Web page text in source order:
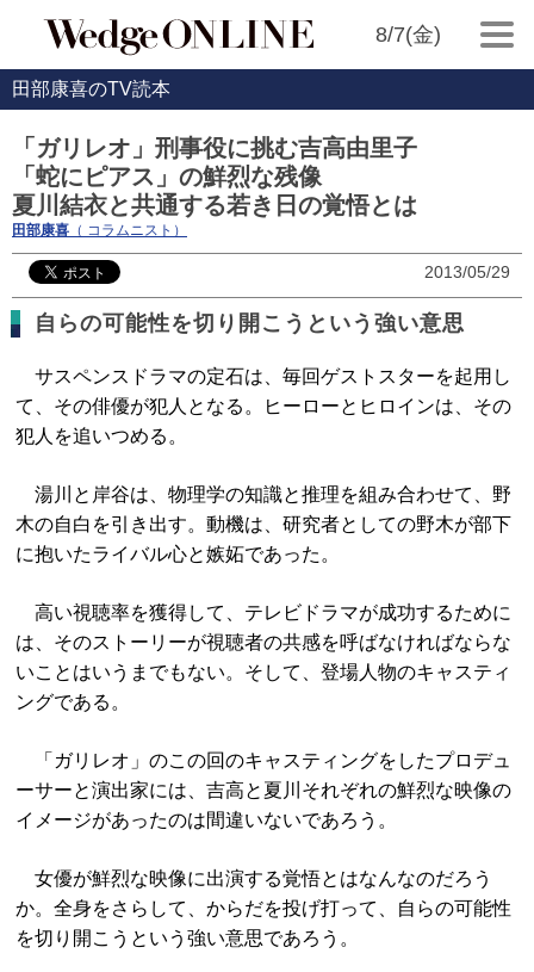
8/7(金)
田部康喜のTV読本
「ガリレオ」刑事役に挑む吉高由里子
「蛇にピアス」の鮮烈な残像
夏川結衣と共通する若き日の覚悟とは
田部康喜 （ コラムニスト）
2013/05/29
自らの可能性を切り開こうという強い意思
サスペンスドラマの定石は、毎回ゲストスターを起用し
て、その俳優が犯人となる。ヒーローとヒロインは、その
犯人を追いつめる。
湯川と岸谷は、物理学の知識と推理を組み合わせて、野
木の自白を引き出す。動機は、研究者としての野木が部下
に抱いたライバル心と嫉妬であった。
高い視聴率を獲得して、テレビドラマが成功するために
は、そのストーリーが視聴者の共感を呼ばなければならな
いことはいうまでもない。そして、登場人物のキャスティ
ングである。
「ガリレオ」のこの回のキャスティングをしたプロデュ
ーサーと演出家には、吉高と夏川それぞれの鮮烈な映像の
イメージがあったのは間違いないであろう。
女優が鮮烈な映像に出演する覚悟とはなんなのだろう
か。全身をさらして、からだを投げ打って、自らの可能性
を切り開こうという強い意思であろう。